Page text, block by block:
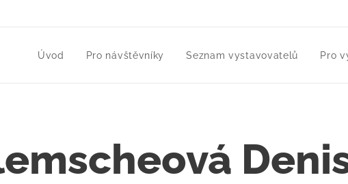
Úvod Pro návštěvníky Seznam vystavovatelů Pro